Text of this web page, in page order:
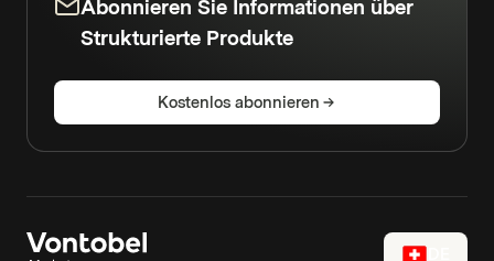
Abonnieren Sie Informationen über
Strukturierte Produkte
Kostenlos abonnieren